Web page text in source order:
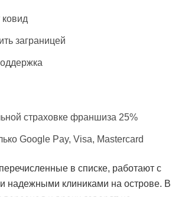
заграницей
страховке франшиза 25%
Google Pay, Visa, Mastercard
в списке, работают с
надежными клиниками на острове. В